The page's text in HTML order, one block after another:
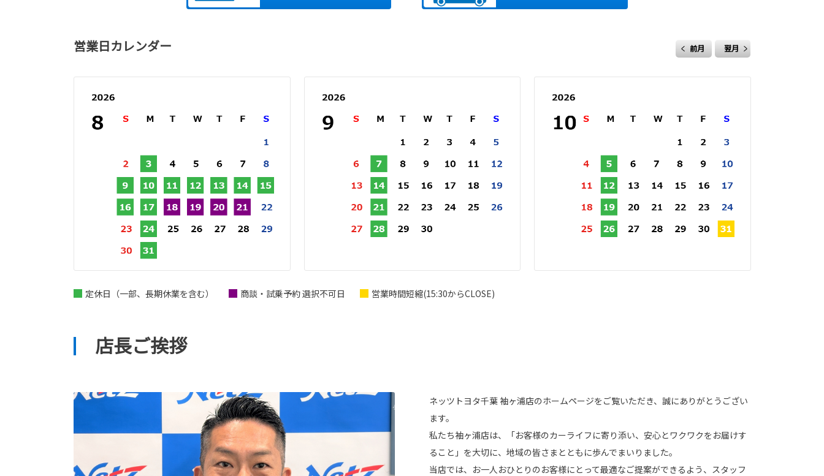
営業日カレンダー 前月 翌月
定休日（一部、長期休業を含む） 商談・試乗予約 選択不可日 営業時間短縮(15:30からCLOSE)
店長ご挨拶
ネッツトヨタ千葉 袖ヶ浦店のホームページをご覧いただき、誠にありがとうござい
ます。
私たち袖ヶ浦店は、「お客様のカーライフに寄り添い、安心とワクワクをお届けす
ること」を大切に、地域の皆さまとともに歩んでまいりました。
当店では、お一人おひとりのお客様にとって最適なご提案ができるよう、スタッフ